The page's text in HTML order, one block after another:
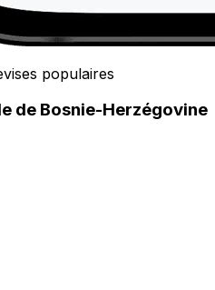
populaires
de Bosnie-Herzégovine